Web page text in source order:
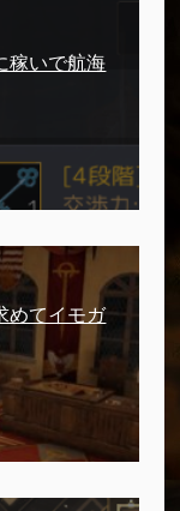
稼いで航海
めてイモガ